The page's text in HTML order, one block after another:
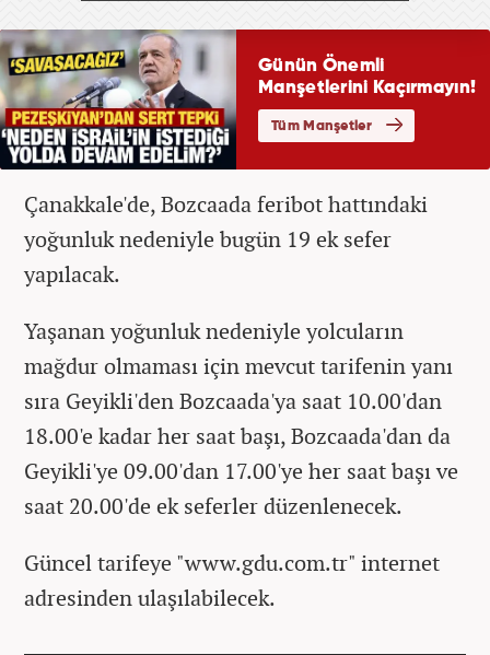
Çanakkale'de, Bozcaada feribot hattındaki
yoğunluk nedeniyle bugün 19 ek sefer
yapılacak.
Yaşanan yoğunluk nedeniyle yolcuların
mağdur olmaması için mevcut tarifenin yanı
sıra Geyikli'den Bozcaada'ya saat 10.00'dan
18.00'e kadar her saat başı, Bozcaada'dan da
Geyikli'ye 09.00'dan 17.00'ye her saat başı ve
saat 20.00'de ek seferler düzenlenecek.
Güncel tarifeye "www.gdu.com.tr" internet
adresinden ulaşılabilecek.